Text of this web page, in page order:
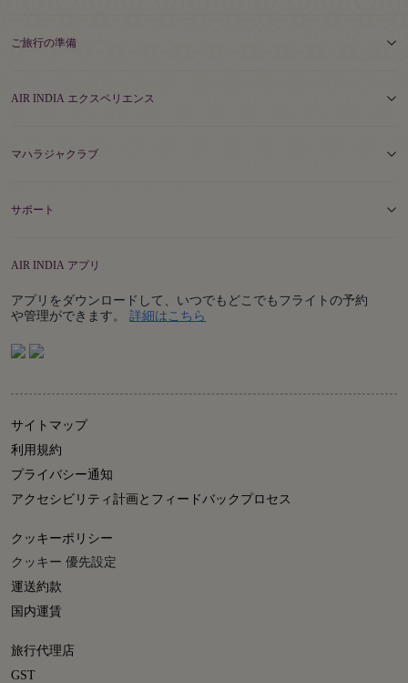
ご旅行の準備
AIR INDIA エクスペリエンス
マハラジャクラブ
サポート
AIR INDIA アプリ
アプリをダウンロードして、いつでもどこでもフライトの予約
や管理ができます。 詳細はこちら
サイトマップ
利用規約
プライバシー通知
アクセシビリティ計画とフィードバックプロセス
クッキーポリシー
クッキー 優先設定
運送約款
国内運賃
旅行代理店
GST